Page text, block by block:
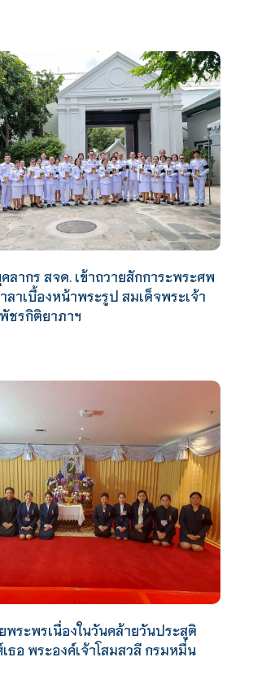
ลากร สจด. เข้าถวายสักการะพระศพ
ลาเบื้องหน้าพระรูป สมเด็จพระเจ้า
ชรกิติยาภาฯ
พระพรเนื่องในวันคล้ายวันประสูติ
เธอ พระองค์เจ้าโสมสวลี กรมหมื่น